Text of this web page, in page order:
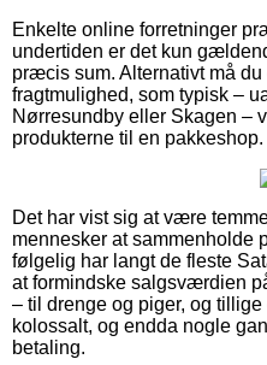
Enkelte online forretninger
undertiden er det kun
præcis sum. Alternativt må
fragtmulighed, som typisk –
Nørresundby eller Skagen –
produkterne til en pakkeshop.
Det har vist sig at være
mennesker at sammenholde
følgelig har langt de fleste
at formindske salgsværdien
– til drenge og piger, og
kolossalt, og endda nogle
betaling.